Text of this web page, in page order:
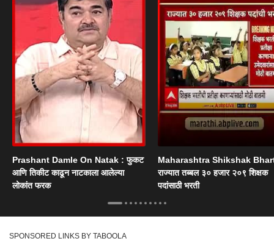
Prashant Damle On Natak : फुकट
आणि तिकीट काढून नाटकाला आलेल्या
लोकांत फरक
Maharashtra Shikshak
राज्यात तब्बल ३० हजार २०९ शिक्षक
पदांसाठी भरती
SPONSORED LINKS BY TABOOLA